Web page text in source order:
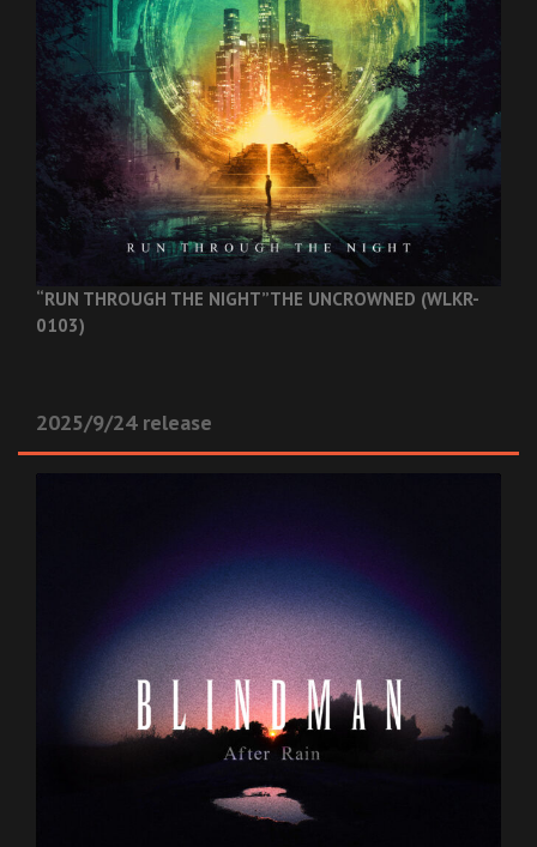
“RUN THROUGH THE NIGHT”THE UNCROWNED (WLKR-
0103)
2025/9/24 release